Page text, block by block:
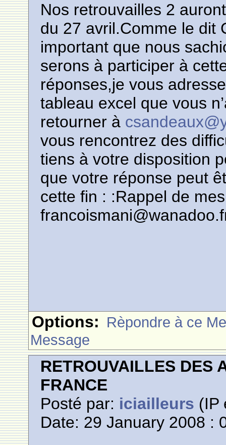
Nos retrouvailles 2
du 27 avril.Comme le dit
important que nous
serons à participer à
réponses,je vous
tableau excel que vous
retourner à
vous rencontrez des
tiens à votre disposition
que votre réponse peut
cette fin : :Rappel de
Options: Rèpondre à ce
Message
RETROUVAILLES DES
FRANCE
Posté par: iciailleurs (IP
Date: 29 January 2008 :